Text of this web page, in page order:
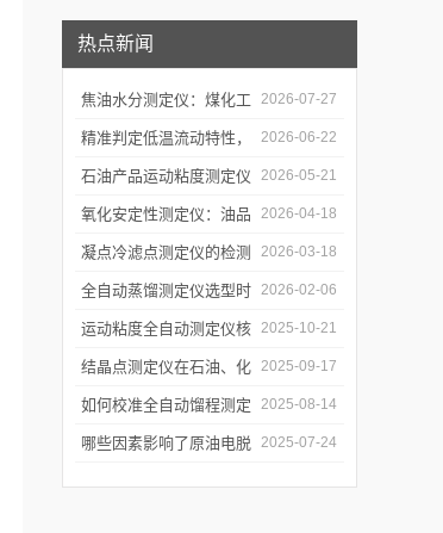
热点新闻
焦油水分测定仪：煤化工
生产提质降耗的检测支撑
2026-07-27
精准判定低温流动特性，
凝点倾点测定仪助力油品
质量检测
2026-06-22
石油产品运动粘度测定仪
的技术原理与行业应用
2026-05-21
氧化安定性测定仪：油品
寿命的“时间加速器”
2026-04-18
凝点冷滤点测定仪的检测
误差来源与控制
2026-03-18
全自动蒸馏测定仪选型时
需重点关注哪些参数？
2026-02-06
运动粘度全自动测定仪核
心原理
2025-10-21
结晶点测定仪在石油、化
工、燃料行业中的关键作
用
2025-09-17
如何校准全自动馏程测定
仪以确保数据准确性？
2025-08-14
哪些因素影响了原油电脱 2025-07-24